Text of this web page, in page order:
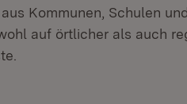
Kommunen, Schulen und
auf örtlicher als auch